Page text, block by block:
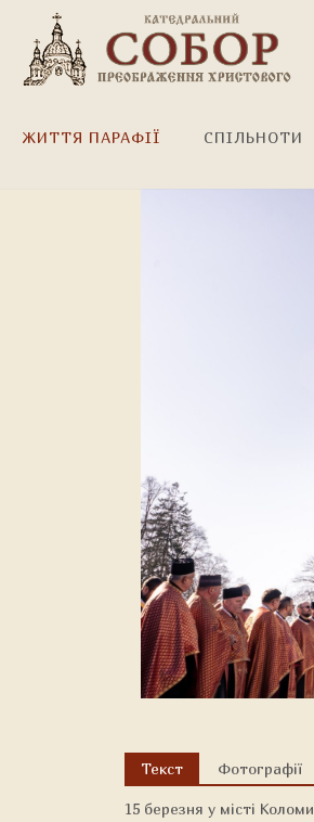
ЖИТТЯ ПАРАФІЇ СПІЛЬНОТИ
Текст Фотографії
15 березня у місті